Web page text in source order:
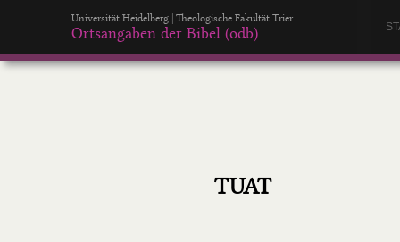
Universität Heidelberg | Theologische Fakultät Trier
Ortsangaben der Bibel (odb)
TUAT